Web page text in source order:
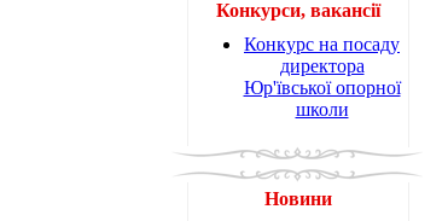
Конкурси, вакансії
Конкурс на посаду
директора
Юр'ївської опорної
школи
Новини